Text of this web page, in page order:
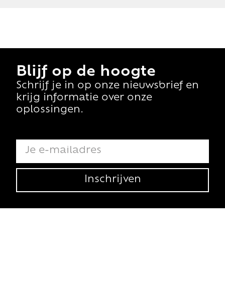
Blijf op de hoogte
Schrijf je in op onze nieuwsbrief en
krijg informatie over onze
oplossingen.
Inschrijven